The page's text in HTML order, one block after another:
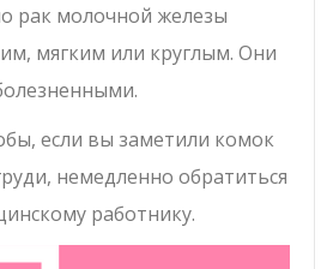
рак молочной железы
мягким или круглым. Они
если вы заметили комок
немедленно обратиться
работнику.